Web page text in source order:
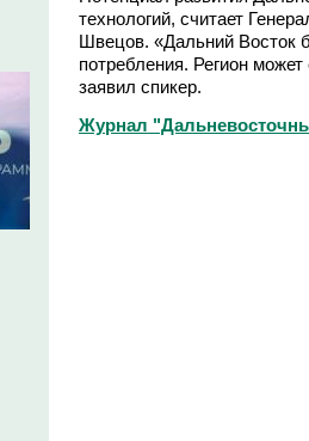
технологий, считает
Швецов. «Дальний Восток
потребления. Регион
заявил спикер.
Журнал